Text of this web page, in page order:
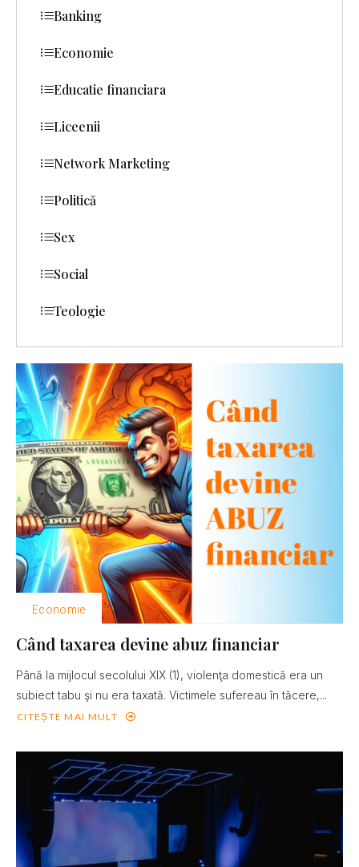
Economie
Când taxarea devine abuz financiar
Până la mijlocul secolului XIX (1), violenţa domestică era un
subiect tabu şi nu era taxată. Victimele sufereau în tăcere,...
CITEȘTE MAI MULT
Banking
Economie
Educatie financiara
Liceenii
Network Marketing
Politică
Sex
Social
Teologie